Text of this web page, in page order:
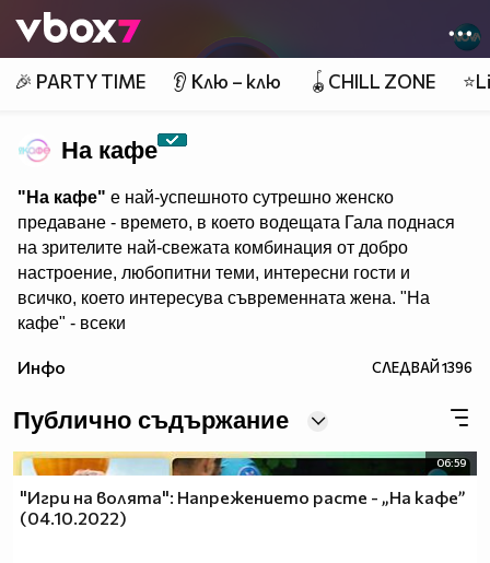
👾
🎉 PARTY TIME 👂 Клю – клю 🪀CHILL ZONE
На кафе
"На кафе" е най-успешното сутрешно женско
предаване - времето, в което водещата Гала поднася
на зрителите най-свежата комбинация от добро
настроение, любопитни теми, интересни гости и
всичко, което интересува съвременната жена. "На
кафе" - всеки
може да гледате и в
Инфо СЛЕДВАЙ1396
Публично съдържание
06:59
"Игри на волята": Напрежението расте - „На кафе”
(04.10.2022)